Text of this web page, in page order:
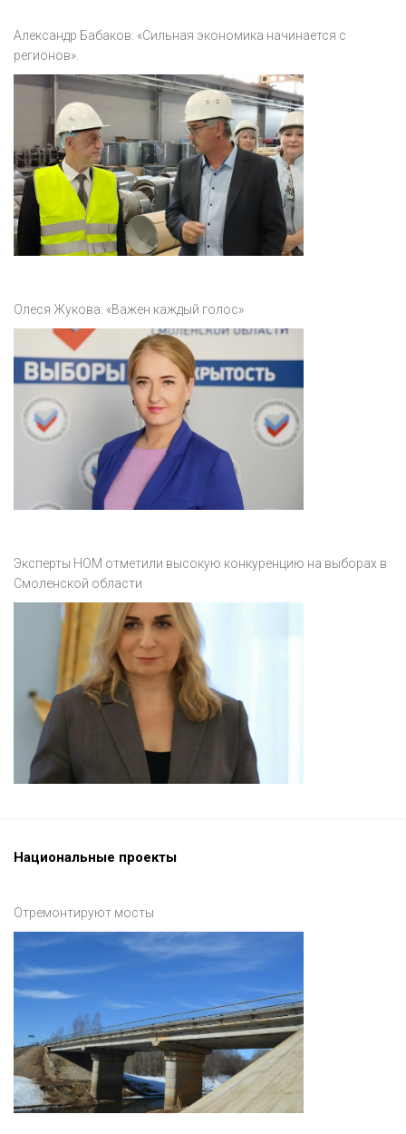
Александр Бабаков: «Сильная экономика начинается с
регионов».
Олеся Жукова: «Важен каждый голос»
Эксперты НОМ отметили высокую конкуренцию на выборах в
Смоленской области
Национальные проекты
Отремонтируют мосты